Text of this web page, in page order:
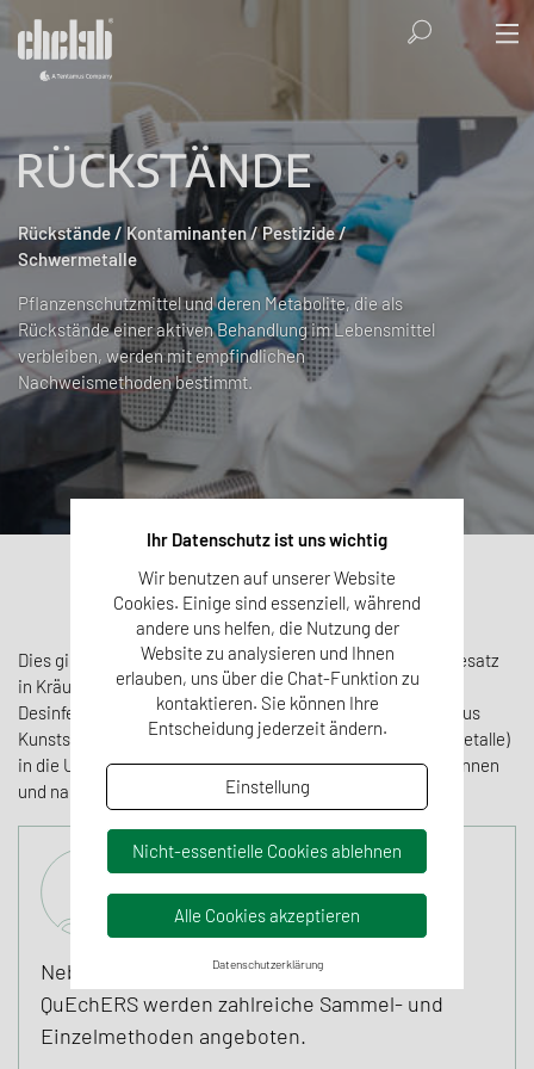
RÜCKSTÄNDE
Rückstände / Kontaminanten / Pestizide /
Schwermetalle
Pflanzenschutzmittel und deren Metabolite, die als
Rückstände einer aktiven Behandlung im Lebensmittel
verbleiben, werden mit empfindlichen
Nachweismethoden bestimmt.
Dies gilt auch für ungewollte Kontaminanten, die z.B. als Besatz
in Kräutern (Pyrollizidinalkaloide - PA), bei der
Desinfektion/Chlorung (Perchlorat/Chlorat), als Migration aus
Kunststoff oder einer industriellen Emission (z.B. Schwermetalle)
in die Umwelt und damit auch in Lebensmittel gelangen können
und nachweisbar sind.
Neben dem gängigen Screeningverfahren
QuEchERS werden zahlreiche Sammel- und
Einzelmethoden angeboten.
Ihr Datenschutz ist uns wichtig
Wir benutzen auf unserer Website
Cookies. Einige sind essenziell, während
andere uns helfen, die Nutzung der
Website zu analysieren und Ihnen
erlauben, uns über die Chat-Funktion zu
kontaktieren. Sie können Ihre
Entscheidung jederzeit ändern.
Einstellung
Nicht-essentielle Cookies ablehnen
Alle Cookies akzeptieren
Datenschutzerklärung